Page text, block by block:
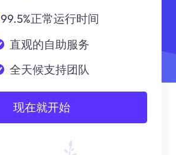
99.5%正常运行时间
直观的自助服务
全天候支持团队
现在就开始